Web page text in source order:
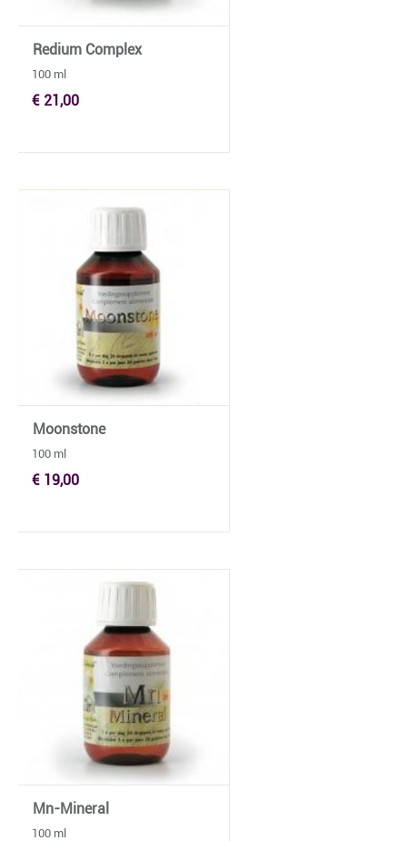
Redium Complex
100 ml
€ 21,00
Moonstone
100 ml
€ 19,00
Mn-Mineral
100 ml